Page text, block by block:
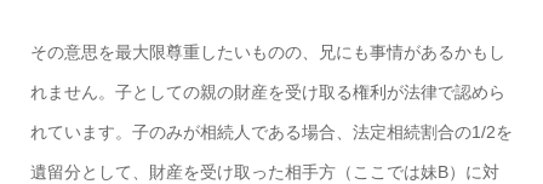
その意思を最大限尊重したいものの、兄にも事情があるかもし
れません。子としての親の財産を受け取る権利が法律で認めら
れています。子のみが相続人である場合、法定相続割合の1/2を
遺留分として、財産を受け取った相手方（ここでは妹B）に対